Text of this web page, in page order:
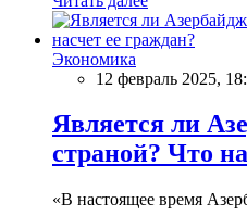
Экономика
12 февраль 2025,
Является ли
страной? Что
«В настоящее время